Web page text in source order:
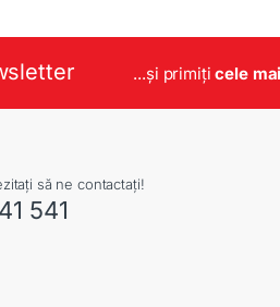
...și primițicele
să ne contactați!
541